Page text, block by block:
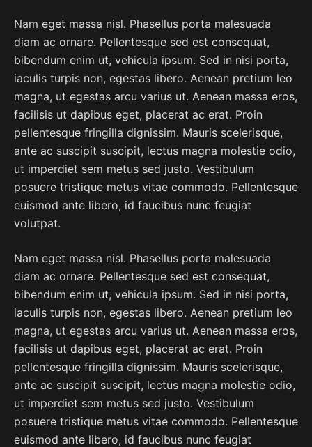
Nam eget massa nisl. Phasellus porta malesuada
diam ac ornare. Pellentesque sed est consequat,
bibendum enim ut, vehicula ipsum. Sed in nisi porta,
iaculis turpis non, egestas libero. Aenean pretium leo
magna, ut egestas arcu varius ut. Aenean massa eros,
facilisis ut dapibus eget, placerat ac erat. Proin
pellentesque fringilla dignissim. Mauris scelerisque,
ante ac suscipit suscipit, lectus magna molestie odio,
ut imperdiet sem metus sed justo. Vestibulum
posuere tristique metus vitae commodo. Pellentesque
euismod ante libero, id faucibus nunc feugiat
volutpat.
Nam eget massa nisl. Phasellus porta malesuada
diam ac ornare. Pellentesque sed est consequat,
bibendum enim ut, vehicula ipsum. Sed in nisi porta,
iaculis turpis non, egestas libero. Aenean pretium leo
magna, ut egestas arcu varius ut. Aenean massa eros,
facilisis ut dapibus eget, placerat ac erat. Proin
pellentesque fringilla dignissim. Mauris scelerisque,
ante ac suscipit suscipit, lectus magna molestie odio,
ut imperdiet sem metus sed justo. Vestibulum
posuere tristique metus vitae commodo. Pellentesque
euismod ante libero, id faucibus nunc feugiat